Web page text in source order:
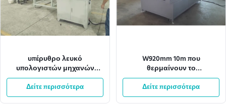
υπέρυθρο λευκό
υπολογιστών μηχανών
ξήρανσης ανοξείδωτου
ελέγχου 5m/Min BKC
Δείτε περισσότερα
W920mm 10m που
θερμαίνουν το
ισοπεδώνοντας υπέρυθρο
λευκό υπολογιστών
μηχανών ξήρανσης
Δείτε περισσότερα